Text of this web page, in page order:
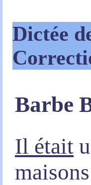
Dictée
Barbe
Il était
maisons